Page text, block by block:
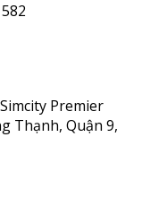
Premier
Thạnh, Quận 9,